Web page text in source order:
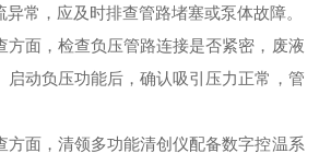
常，应及时排查管路堵塞或泵体故障。
方面，检查负压管路连接是否紧密，废液
启动负压功能后，确认吸引压力正常，管
方面，清领多功能清创仪配备数字控温系